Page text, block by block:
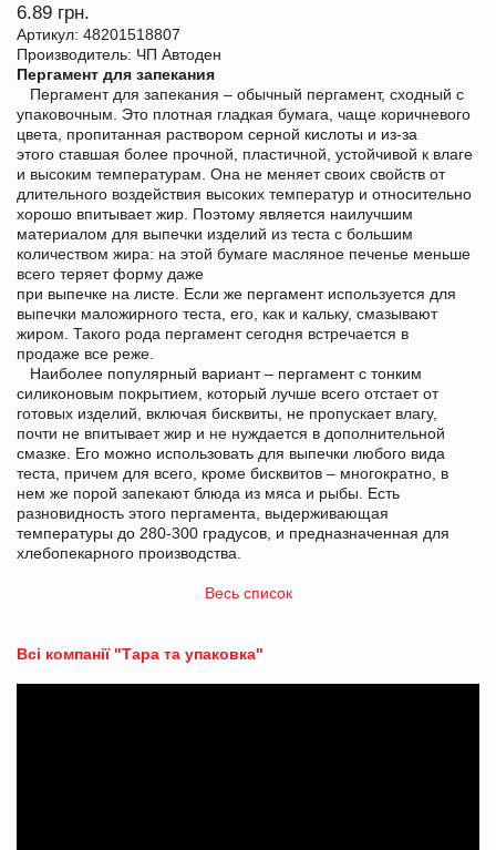
6.89 грн.
Артикул: 48201518807
Производитель: ЧП Автоден
Пергамент для запекания
Пергамент для запекания – обычный пергамент, сходный с
упаковочным. Это плотная гладкая бумага, чаще коричневого
цвета, пропитанная раствором серной кислоты и из-за
этого ставшая более прочной, пластичной, устойчивой к влаге
и высоким температурам. Она не меняет своих свойств от
длительного воздействия высоких температур и относительно
хорошо впитывает жир. Поэтому является наилучшим
материалом для выпечки изделий из теста с большим
количеством жира: на этой бумаге масляное печенье меньше
всего теряет форму даже
при выпечке на листе. Если же пергамент используется для
выпечки маложирного теста, его, как и кальку, смазывают
жиром. Такого рода пергамент сегодня встречается в
продаже все реже.
Наиболее популярный вариант – пергамент с тонким
силиконовым покрытием, который лучше всего отстает от
готовых изделий, включая бисквиты, не пропускает влагу,
почти не впитывает жир и не нуждается в дополнительной
смазке. Его можно использовать для выпечки любого вида
теста, причем для всего, кроме бисквитов – многократно, в
нем же порой запекают блюда из мяса и рыбы. Есть
разновидность этого пергамента, выдерживающая
температуры до 280-300 градусов, и предназначенная для
хлебопекарного производства.
Весь список
Всі компанії "Тара та упаковка"